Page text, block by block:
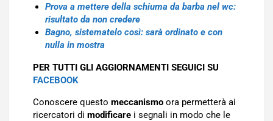
Prova a mettere della schiuma da barba nel wc:
risultato da non credere
Bagno, sistematelo così: sarà ordinato e con
nulla in mostra
PER TUTTI GLI AGGIORNAMENTI SEGUICI SU
FACEBOOK
Conoscere questo meccanismo ora permetterà ai
ricercatori di modificare i segnali in modo che le